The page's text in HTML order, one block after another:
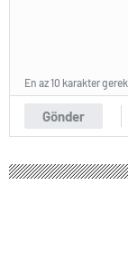
Gönder
En az 10 karakter